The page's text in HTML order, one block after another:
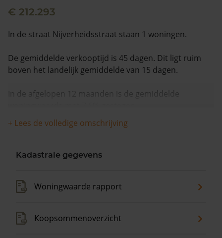
€ 212.293
In de straat Nijverheidsstraat staan 1 woningen.
De gemiddelde verkooptijd is 45 dagen. Dit ligt ruim
boven het landelijk gemiddelde van 15 dagen.
In de afgelopen 12 maanden is de gemiddelde
+ Lees de volledige omschrijving
Kadastrale gegevens
Woningwaarde rapport
Koopsommenoverzicht